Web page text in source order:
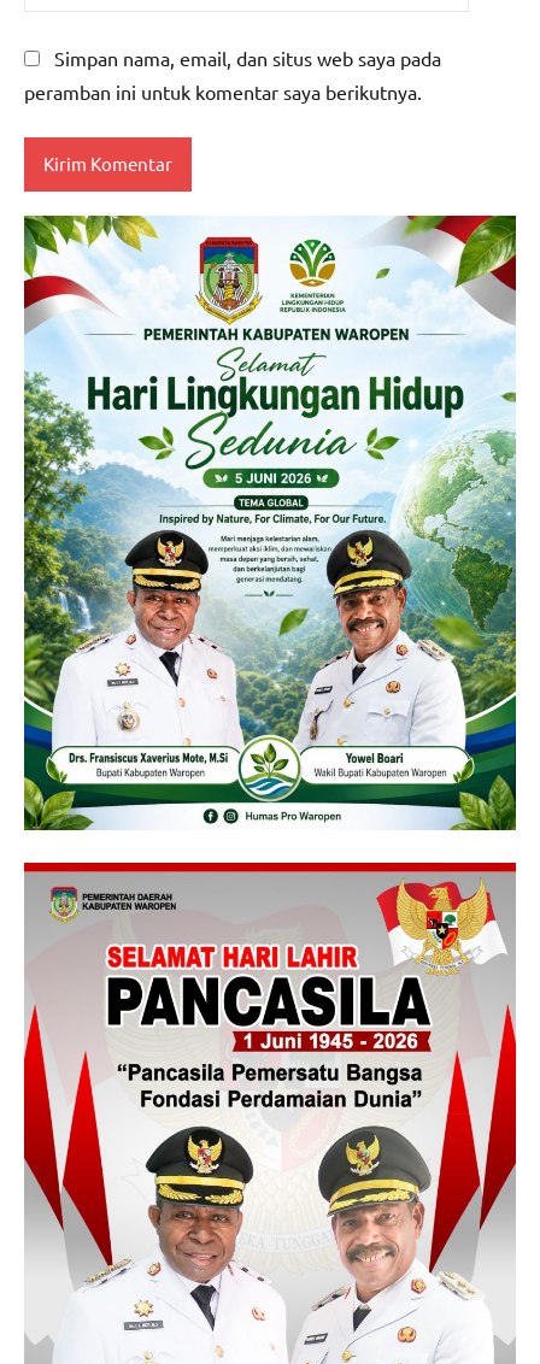
Simpan nama, email, dan situs web saya pada
peramban ini untuk komentar saya berikutnya.